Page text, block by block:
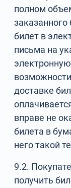
полном
билет в
письма на
доставке
вправе не
билета в
него такой
9.2.
получить